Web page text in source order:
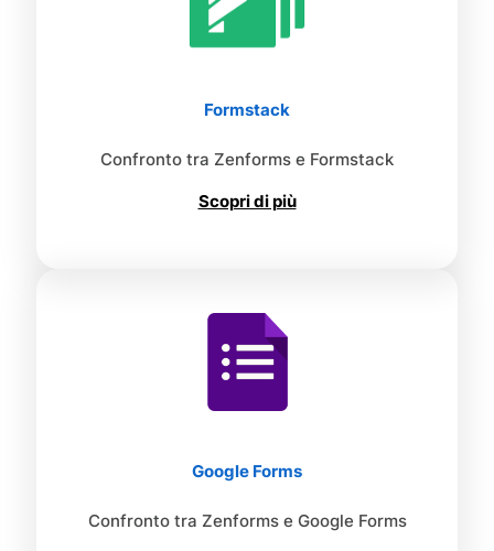
Formstack
Confronto tra Zenforms e Formstack
Scopri di più
Google Forms
Confronto tra Zenforms e Google Forms